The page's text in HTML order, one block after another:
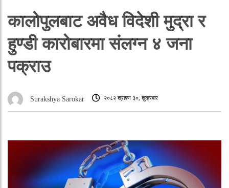
कालोपुलबाट अवैध विदेशी मुद्रा र
हुण्डी कारोबारमा संलग्न ४ जना
पक्राउ
Surakshya Sarokar २०८२ श्रावण ३०, शुक्रबार